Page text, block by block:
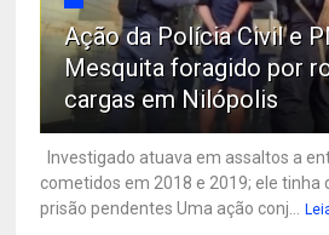
Ação da Polícia Civil e
Mesquita foragido por
cargas em Nilópolis
Investigado atuava em assaltos a
cometidos em 2018 e 2019; ele tinha
prisão pendentes Uma ação conj...